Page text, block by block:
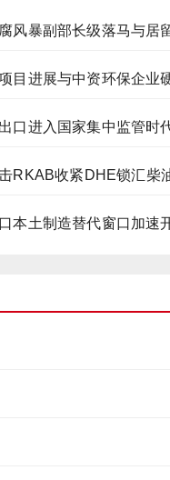
风暴副部长级落马与居
目进展与中资环保企业
口进入国家集中监管时
RKAB收紧DHE锁汇柴
本土制造替代窗口加速